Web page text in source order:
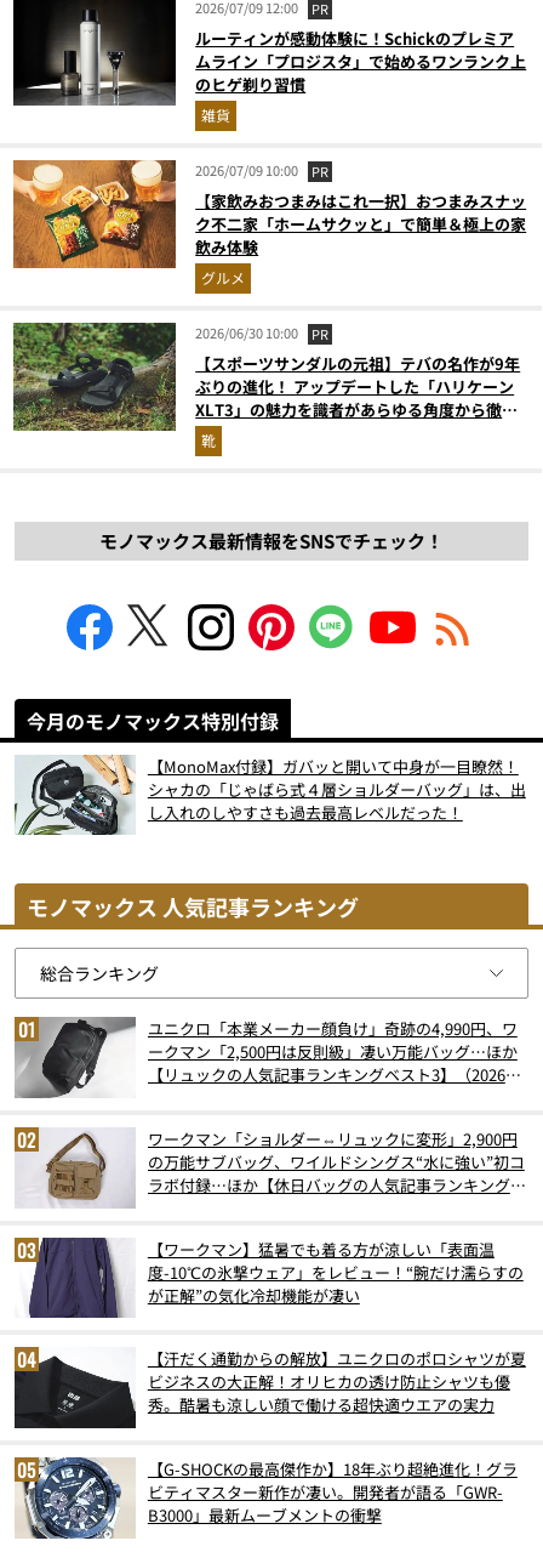
2026/07/09 12:00 PR
ルーティンが感動体験に！Schickのプレミア
ムライン「プロジスタ」で始めるワンランク上
のヒゲ剃り習慣
雑貨
2026/07/09 10:00 PR
【家飲みおつまみはこれ一択】おつまみスナッ
ク不二家「ホームサクッと」で簡単＆極上の家
飲み体験
グルメ
2026/06/30 10:00 PR
【スポーツサンダルの元祖】テバの名作が9年
ぶりの進化！ アップデートした「ハリケーン
XLT3」の魅力を識者があらゆる角度から徹底
解説！
靴
モノマックス最新情報をSNSでチェック！
今月のモノマックス特別付録
【MonoMax付録】ガバッと開いて中身が一目瞭然！
シャカの「じゃばら式４層ショルダーバッグ」は、出
し入れのしやすさも過去最高レベルだった！
モノマックス 人気記事ランキング
ユニクロ「本業メーカー顔負け」奇跡の4,990円、ワ
ークマン「2,500円は反則級」凄い万能バッグ…ほか
【リュックの人気記事ランキングベスト3】（2026年
ワークマン「ショルダー⇔リュックに変形」2,900円
の万能サブバッグ、ワイルドシングス“水に強い”初コ
ラボ付録…ほか【休日バッグの人気記事ランキングベ
【ワークマン】猛暑でも着る方が涼しい「表面温
度-10℃の氷撃ウェア」をレビュー！“腕だけ濡らすの
が正解”の気化冷却機能が凄い
【汗だく通勤からの解放】ユニクロのポロシャツが夏
ビジネスの大正解！オリヒカの透け防止シャツも優
秀。酷暑も涼しい顔で働ける超快適ウエアの実力
【G-SHOCKの最高傑作か】18年ぶり超絶進化！グラ
ビティマスター新作が凄い。開発者が語る「GWR-
B3000」最新ムーブメントの衝撃